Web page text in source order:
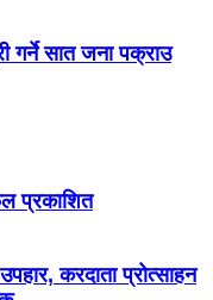
गर्ने सात जना पक्राउ
प्रकाशित
करदाता प्रोत्साहन